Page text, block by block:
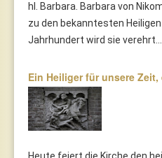
hl. Barbara. Barbara von
zu den bekanntesten
Jahrhundert wird sie verehrt...
Ein Heiliger für unsere